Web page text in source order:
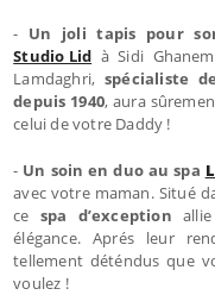
- Un joli tapis pour
Studio Lid à Sidi
Lamdaghri, spécialiste
depuis 1940, aura
celui de votre Daddy !
- Un soin en duo au spa
avec votre maman. Situé
ce spa d’exception
élégance. Aprés leur
tellement déténdus que
voulez !